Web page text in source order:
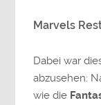
Marvels
Dabei war
abzusehen:
wie die